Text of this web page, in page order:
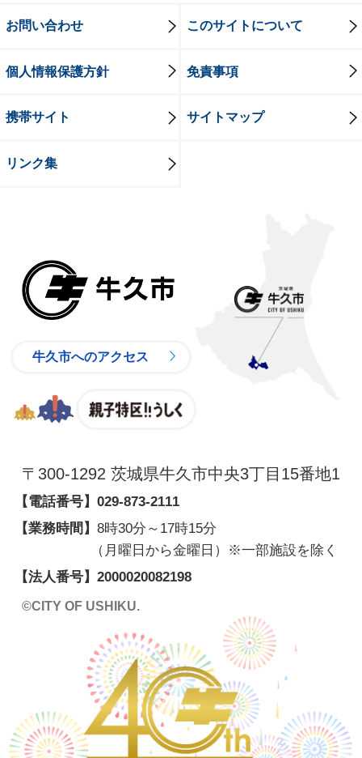
お問い合わせ このサイトについて
個人情報保護方針 免責事項
携帯サイト サイトマップ
リンク集
牛久市へのアクセス
〒300-1292 茨城県牛久市中央3丁目15番地1
【電話番号】 029-873-2111
【業務時間】 8時30分～17時15分
（月曜日から金曜日）※一部施設を除く
【法人番号】 2000020082198
©CITY OF USHIKU.